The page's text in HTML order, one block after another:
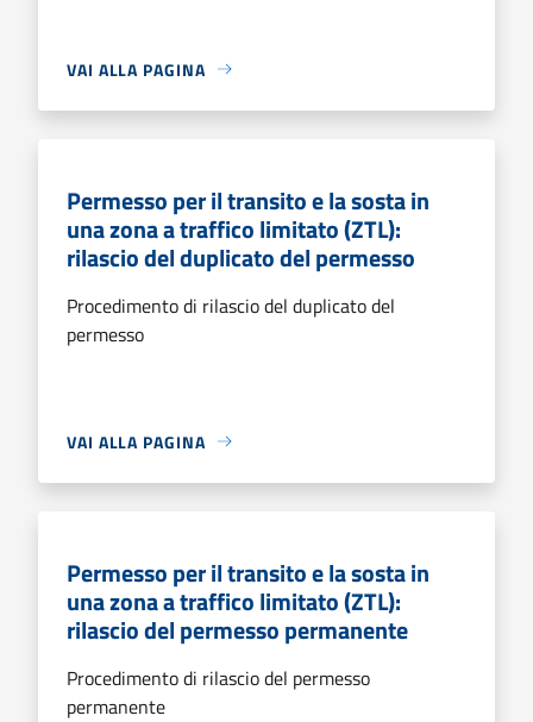
VAI ALLA PAGINA
Permesso per il transito e la sosta in
una zona a traffico limitato (ZTL):
rilascio del duplicato del permesso
Procedimento di rilascio del duplicato del
permesso
VAI ALLA PAGINA
Permesso per il transito e la sosta in
una zona a traffico limitato (ZTL):
rilascio del permesso permanente
Procedimento di rilascio del permesso
permanente